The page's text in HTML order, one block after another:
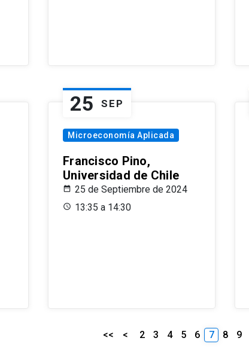
25 SEP
Microeconomía Aplicada
Francisco Pino,
Universidad de Chile
25 de Septiembre de 2024
13:35 a 14:30
<< < 2 3 4 5 6 7 8 9